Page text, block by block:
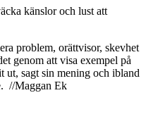
känslor och lust att
problem, orättvisor, skevhet
genom att visa exempel på
ut, sagt sin mening och ibland
//Maggan Ek